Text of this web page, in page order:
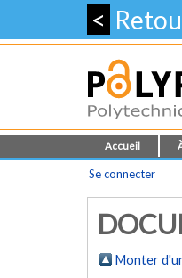
<
Accueil
Se connecter
Monter